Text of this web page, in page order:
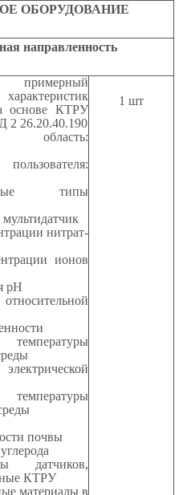
ОБОРУДОВАНИЕ
направленность
примерный
основе КТРУ
2 26.20.40.190
область:
типы
нитрат-
ионов
pH
почвы
датчиков,
КТРУ
материалы в
1 шт